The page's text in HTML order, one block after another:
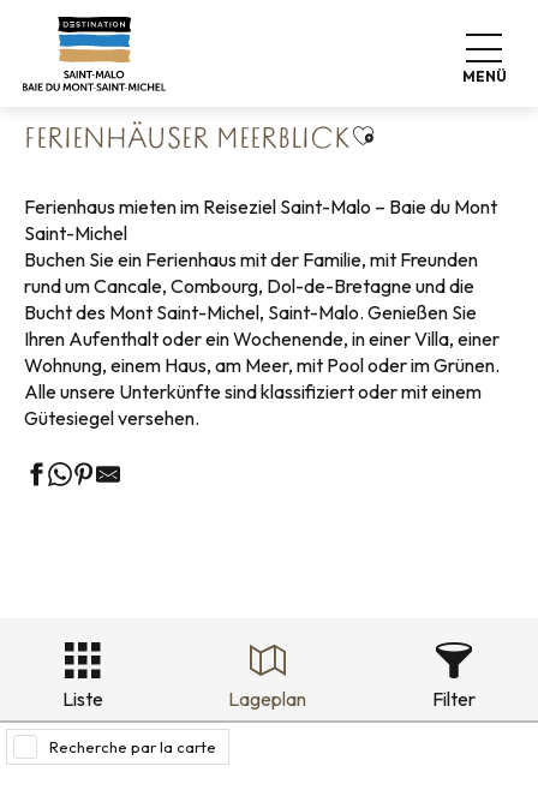
contenu
MENÜ
Startseite
Ferienhäuser
FERIENHÄUSER MEERBLICKAjouter aux
Ferienhaus mieten im Reiseziel Saint-Malo – Baie du Mont
Saint-Michel
Buchen Sie ein Ferienhaus mit der Familie, mit Freunden
rund um Cancale, Combourg, Dol-de-Bretagne und die
Bucht des Mont Saint-Michel, Saint-Malo. Genießen Sie
Ihren Aufenthalt oder ein Wochenende, in einer Villa, einer
Wohnung, einem Haus, am Meer, mit Pool oder im Grünen.
Alle unsere Unterkünfte sind klassifiziert oder mit einem
Gütesiegel versehen.
Liste Lageplan Filter
Recherche par la carte